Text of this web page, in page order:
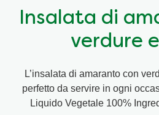
Ricette a base di cereali
Consigli del mestiere
Insaporitori
Insalata di
verdure
L’insalata di amaranto con
perfetto da servire in ogni
Liquido Vegetale 100%